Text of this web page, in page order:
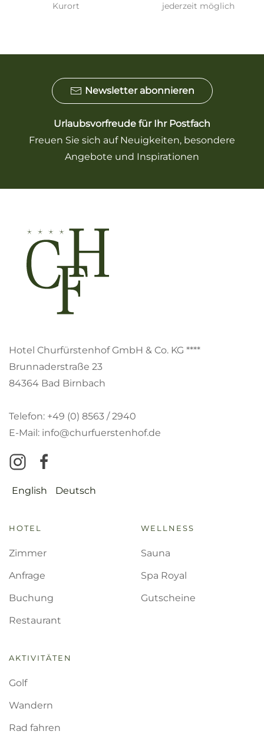
Kurort
jederzeit möglich
Newsletter abonnieren
Urlaubsvorfreude für Ihr Postfach
Freuen Sie sich auf Neuigkeiten, besondere
Angebote und Inspirationen
Hotel Churfürstenhof GmbH & Co. KG ****
Brunnaderstraße 23
84364 Bad Birnbach
Telefon: +49 (0) 8563 / 2940
E-Mail: info@churfuerstenhof.de
English Deutsch
HOTEL
Zimmer
Anfrage
Buchung
Restaurant
WELLNESS
Sauna
Spa Royal
Gutscheine
AKTIVITÄTEN
Golf
Wandern
Rad fahren